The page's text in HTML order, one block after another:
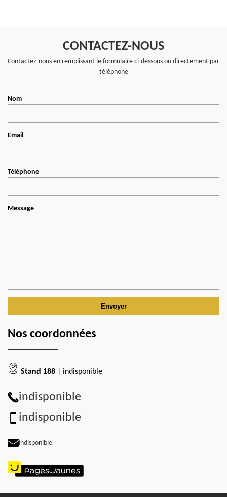
CONTACTEZ-NOUS
Contactez-nous en remplissant le formulaire ci-dessous ou directement par
téléphone
Nom
Email
Téléphone
Message
Nos coordonnées
Stand 188 | indisponible
indisponible
indisponible
indisponible